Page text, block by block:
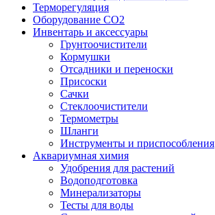
Терморегуляция
Оборудование CO2
Инвентарь и аксессуары
Грунтоочистители
Кормушки
Отсадники и переноски
Присоски
Сачки
Стеклоочистители
Термометры
Шланги
Инструменты и приспособления
Аквариумная химия
Удобрения для растений
Водоподготовка
Минерализаторы
Тесты для воды